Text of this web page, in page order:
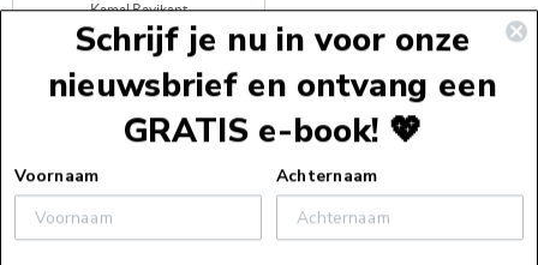
Kamal Ravikant
18-02-2020
E-Book €7,99
Schrijf je nu in voor onze
nieuwsbrief en ontvang een
GRATIS e-book! 💖
Voornaam Achternaam